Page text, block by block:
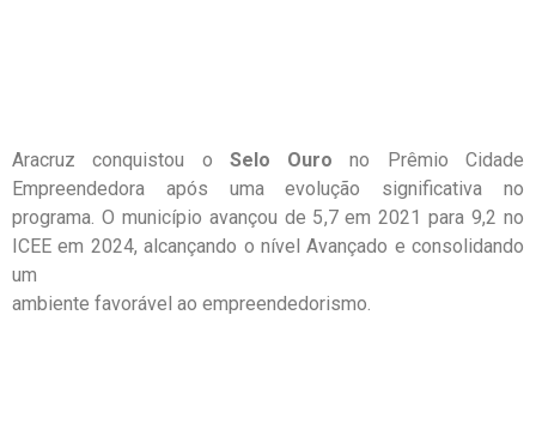
Aracruz conquistou o Selo Ouro no Prêmio Cidade
Empreendedora após uma evolução significativa no
programa. O município avançou de 5,7 em 2021 para 9,2 no
ICEE em 2024, alcançando o nível Avançado e consolidando
um
ambiente favorável ao empreendedorismo.